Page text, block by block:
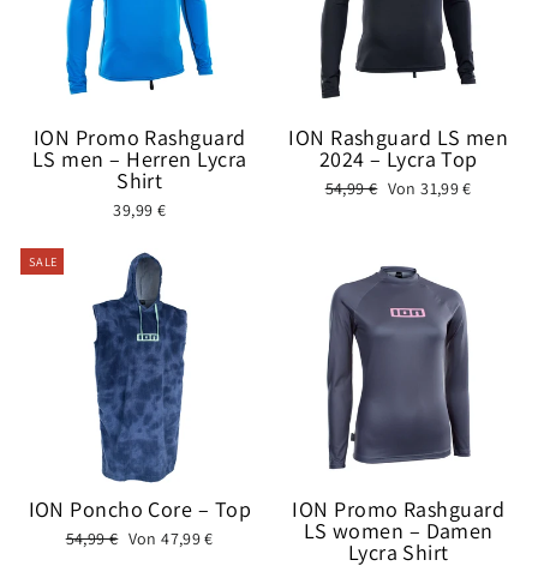
ION Promo Rashguard
LS men – Herren Lycra
Shirt
39,99 €
ION Rashguard LS men
2024 – Lycra Top
Normaler
54,99 € Sonderpreis
Von 31,99 €
SALE
ION Poncho Core – Top
Normaler
54,99 € Sonderpreis
Von 47,99 €
ION Promo Rashguard
LS women – Damen
Lycra Shirt